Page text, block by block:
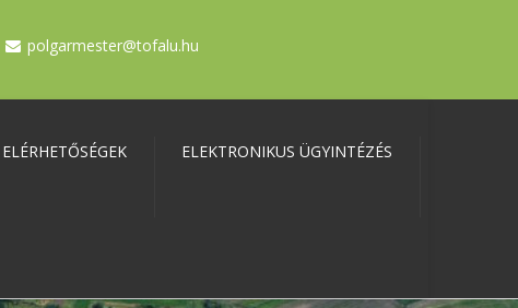
polgarmester@tofalu.hu
ELÉRHETŐSÉGEK ELEKTRONIKUS ÜGYINTÉZÉS